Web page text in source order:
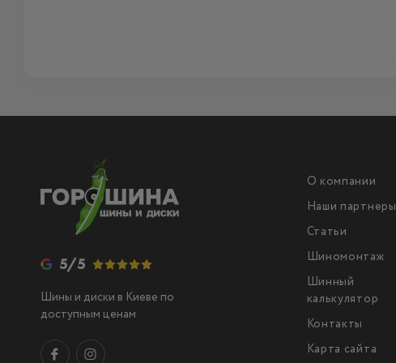
5/5
Шины и диски в Киеве по
доступным ценам
О компании
Наши партнеры
Статьи
Шиномонтаж
Шинный
калькулятор
Контакты
Карта сайта